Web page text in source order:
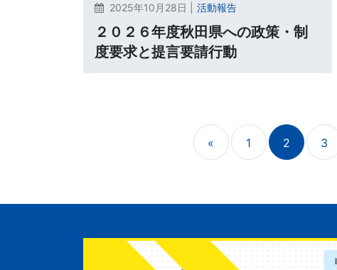
2025年10月28日 | 活動報告
２０２６年度秋田県への政策・制
度要求と提言要請行動
« 1 2 3